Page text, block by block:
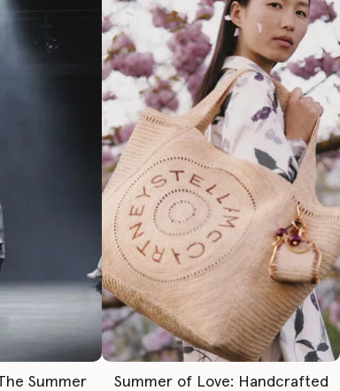
Summer
Summer of Love: Handcrafted